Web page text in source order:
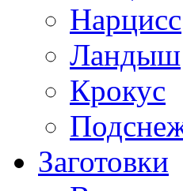
Нарцисс
Ландыш
Крокус
Заготовки